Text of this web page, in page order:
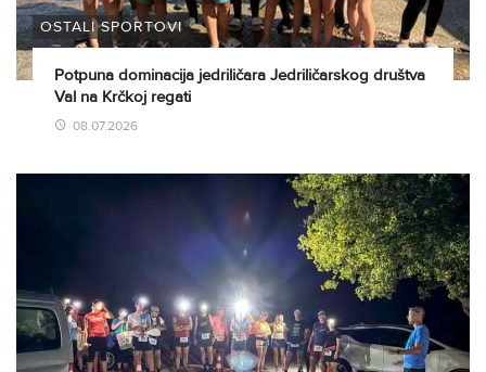
OSTALI SPORTOVI
Potpuna dominacija jedriličara Jedriličarskog društva
Val na Krčkoj regati
08.07.2026